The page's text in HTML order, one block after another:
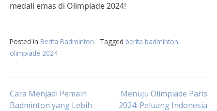
medali emas di Olimpiade 2024!
Posted in Berita Badminton Tagged berita badminton
olimpiade 2024
Post
Cara Menjadi Pemain
Badminton yang Lebih
Menuju Olimpiade Paris
2024: Peluang Indonesia